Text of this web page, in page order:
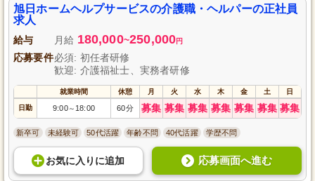
旭日ホームヘルプサービスの介護職・ヘルパーの正社員
求人
給与 月給 180,000~250,000円
応募要件必須: 初任者研修
歓迎: 介護福祉士、実務者研修
就業時間 休憩 月 火 水 木 金 土 日
日勤 9:00～ 18:00 60分 募集 募集 募集 募集 募集 募集 募集
新卒可 未経験可 50代活躍 年齢不問 40代活躍 学歴不問
お気に入り に追加 応募画面へ進む